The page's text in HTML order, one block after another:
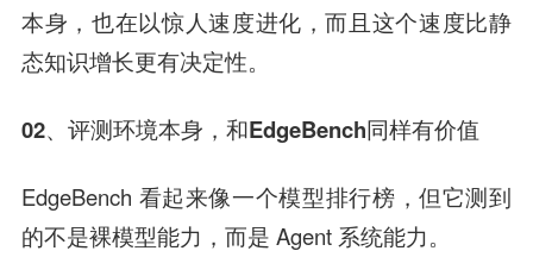
本身，也在以惊人速度进化，而且这个速度比静
态知识增长更有决定性。
02、评测环境本身，和EdgeBench同样有价值
EdgeBench 看起来像一个模型排行榜，但它测到
的不是裸模型能力，而是 Agent 系统能力。